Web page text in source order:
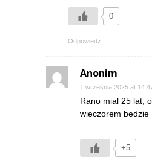
0
Odpowiedz
Anonim
1 września 2025 at
Rano mial 25 lat,
wieczorem bedzie
+5